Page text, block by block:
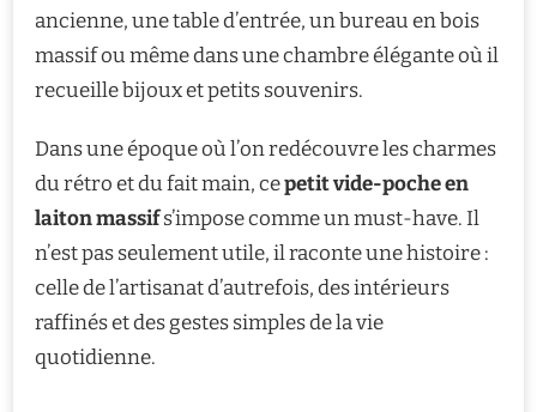
ancienne, une table d’entrée, un bureau en bois
massif ou même dans une chambre élégante où il
recueille bijoux et petits souvenirs.
Dans une époque où l’on redécouvre les charmes
du rétro et du fait main, cepetit vide-poche en
laiton massifs’impose comme un must-have. Il
n’est pas seulement utile, il raconte une histoire :
celle de l’artisanat d’autrefois, des intérieurs
raffinés et des gestes simples de la vie
quotidienne.